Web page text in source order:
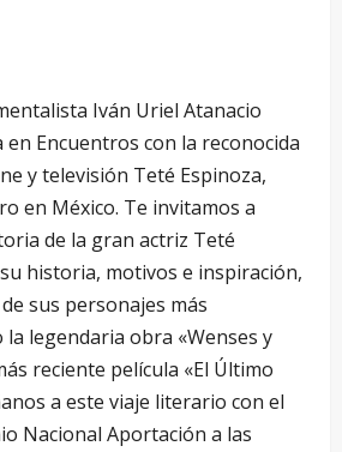
Iván Uriel Atanacio
Encuentros con la reconocida
y televisión Teté Espinoza,
en México. Te invitamos a
de la gran actriz Teté
historia, motivos e inspiración,
sus personajes más
legendaria obra «Wenses y
reciente película «El Último
a este viaje literario con el
Nacional Aportación a las